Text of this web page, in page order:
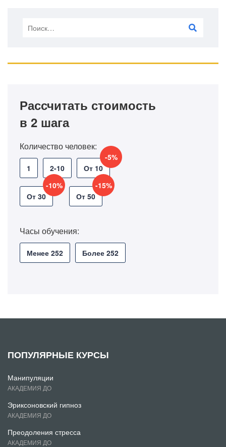
Рассчитать стоимость
в 2 шага
Количество человек:
1 2-10 От 10
-5%
От 30
-10%
От 50
-15%
Часы обучения:
Менее 252 Более 252
ПОПУЛЯРНЫЕ КУРСЫ
Манипуляции
АКАДЕМИЯ ДО
Эриксоновский гипноз
АКАДЕМИЯ ДО
Преодоления стресса
АКАДЕМИЯ ДО